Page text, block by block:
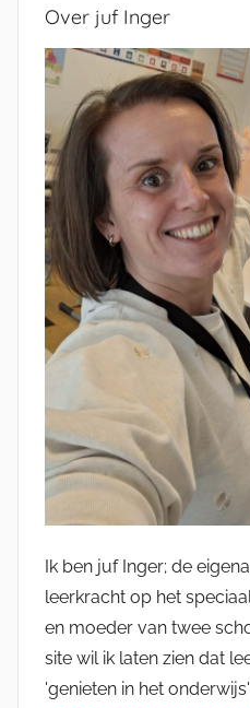
Over juf Inger
Ik ben juf Inger; de
leerkracht op het
en moeder van twee
site wil ik laten zien dat
'genieten in het onderwijs'